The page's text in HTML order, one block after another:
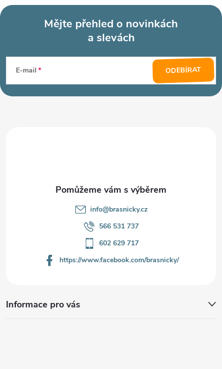
p
Mějte přehled o novinkách
a slevách
E-mail ODEBÍRAT
info@brasnicky.cz
566 531 737
602 629 717
https://www.facebook.com/brasnicky/
Informace pro vás